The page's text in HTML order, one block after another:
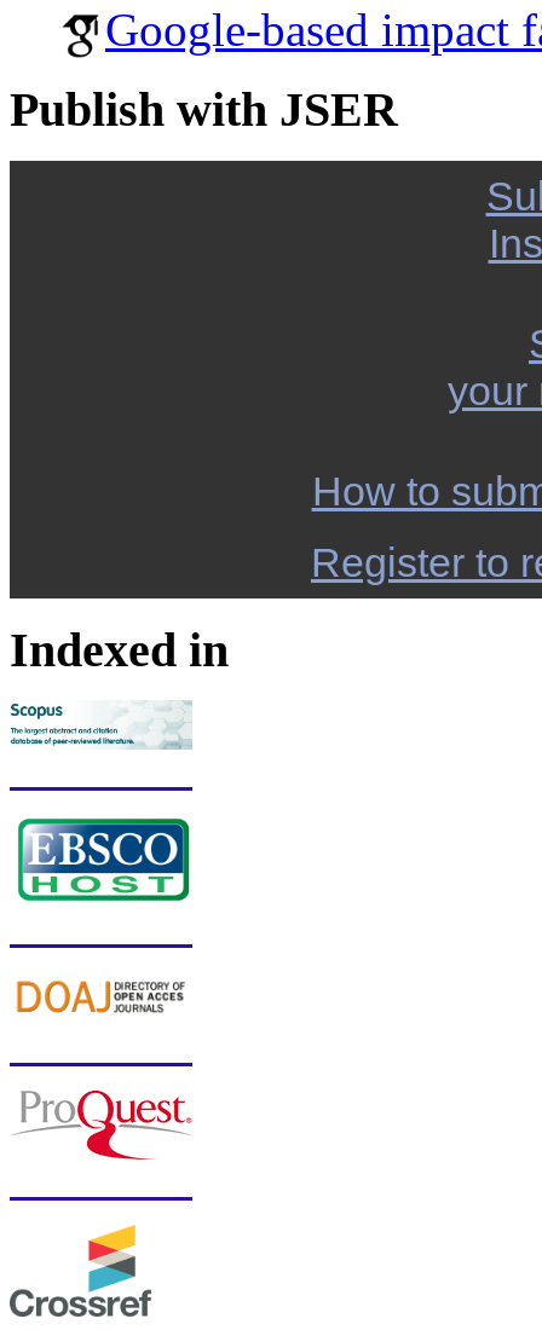
Google-based impact
Publish with JSER
your
How to
Register to
Indexed in